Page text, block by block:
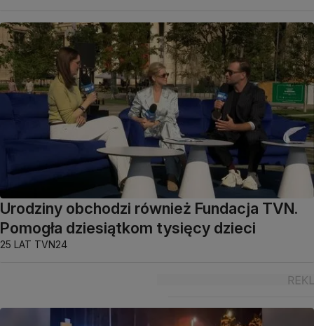
Urodziny obchodzi również Fundacja TVN.
Pomogła dziesiątkom tysięcy dzieci
25 LAT TVN24